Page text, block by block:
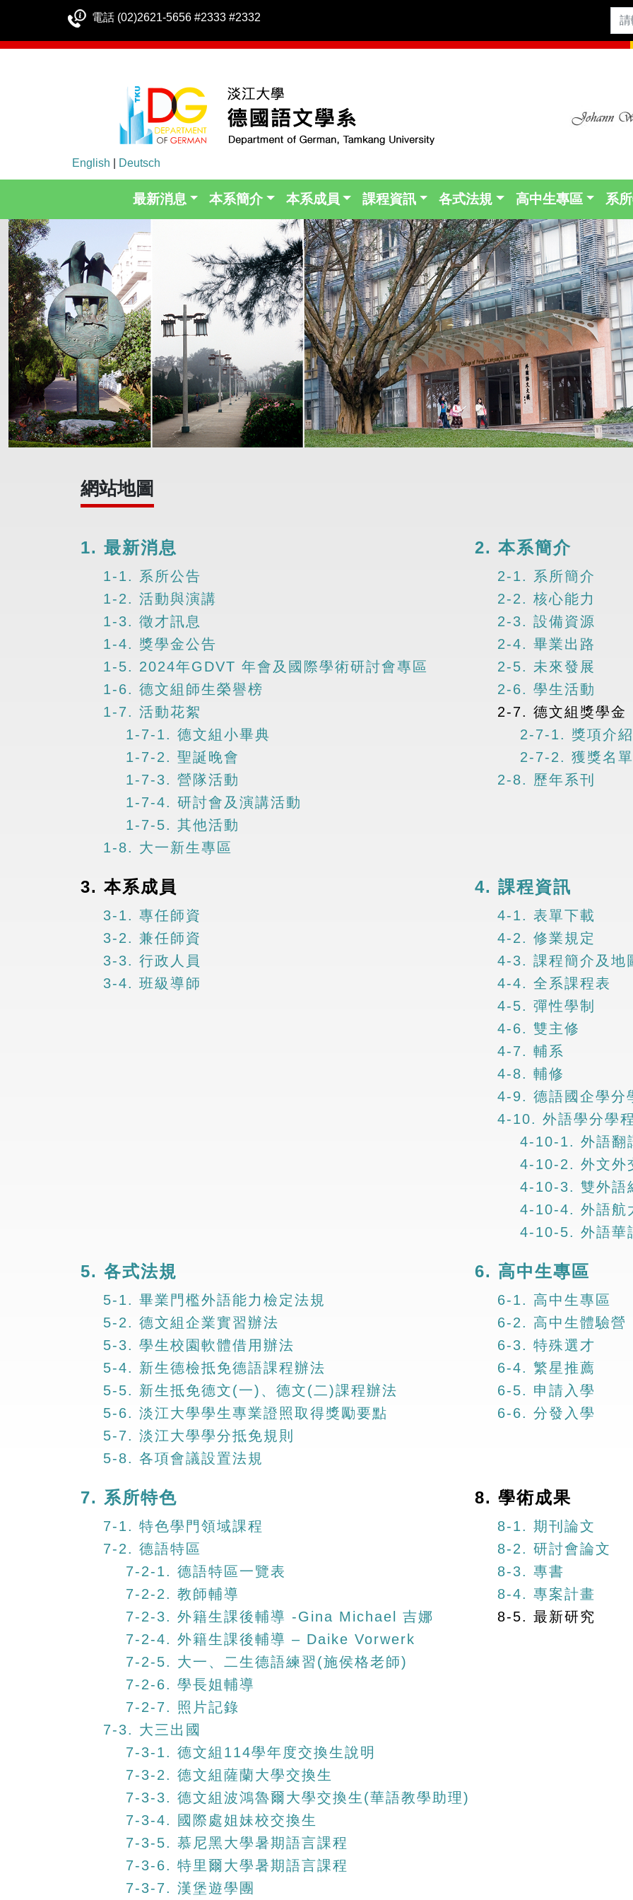
電話 (02)2621-5656 #2333 #2332
English Deutsch
最新消息 本系簡介 本系成員 課程資訊 各式法規 高中生專區 系
網站地圖
1. 最新消息
1-1. 系所公告
1-2. 活動與演講
1-3. 徵才訊息
1-4. 獎學金公告
1-5. 2024年GDVT 年會及國際學術研討會專區
1-6. 德文組師生榮譽榜
1-7. 活動花絮
1-7-1. 德文組小畢典
1-7-2. 聖誕晚會
1-7-3. 營隊活動
1-7-4. 研討會及演講活動
1-7-5. 其他活動
1-8. 大一新生專區
2. 本系簡介
2-1. 系所簡介
2-2. 核心能力
2-3. 設備資源
2-4. 畢業出路
2-5. 未來發展
2-6. 學生活動
2-7. 德文組獎學金
2-7-1. 獎項介紹
2-7-2. 獲獎名單
2-8. 歷年系刊
3. 本系成員
3-1. 專任師資
3-2. 兼任師資
3-3. 行政人員
3-4. 班級導師
4. 課程資訊
4-1. 表單下載
4-2. 修業規定
4-3. 課程簡介及地
4-4. 全系課程表
4-5. 彈性學制
4-6. 雙主修
4-7. 輔系
4-8. 輔修
4-9. 德語國企學分
4-10. 外語學分學
4-10-1. 外語翻
4-10-2. 外文外
4-10-3. 雙外語
4-10-4. 外語航
4-10-5. 外語華
5. 各式法規
5-1. 畢業門檻外語能力檢定法規
5-2. 德文組企業實習辦法
5-3. 學生校園軟體借用辦法
5-4. 新生德檢抵免德語課程辦法
5-5. 新生抵免德文(一)、德文(二)課程辦法
5-6. 淡江大學學生專業證照取得獎勵要點
5-7. 淡江大學學分抵免規則
5-8. 各項會議設置法規
6. 高中生專區
6-1. 高中生專區
6-2. 高中生體驗營
6-3. 特殊選才
6-4. 繁星推薦
6-5. 申請入學
6-6. 分發入學
7. 系所特色
7-1. 特色學門領域課程
7-2. 德語特區
7-2-1. 德語特區一覽表
7-2-2. 教師輔導
7-2-3. 外籍生課後輔導 -Gina Michael 吉娜
7-2-4. 外籍生課後輔導 – Daike Vorwerk
7-2-5. 大一、二生德語練習(施侯格老師)
7-2-6. 學長姐輔導
7-2-7. 照片記錄
7-3. 大三出國
7-3-1. 德文組114學年度交換生說明
7-3-2. 德文組薩蘭大學交換生
7-3-3. 德文組波鴻魯爾大學交換生(華語教學助理)
7-3-4. 國際處姐妹校交換生
7-3-5. 慕尼黑大學暑期語言課程
7-3-6. 特里爾大學暑期語言課程
7-3-7. 漢堡遊學團
8. 學術成果
8-1. 期刊論文
8-2. 研討會論文
8-3. 專書
8-4. 專案計畫
8-5. 最新研究